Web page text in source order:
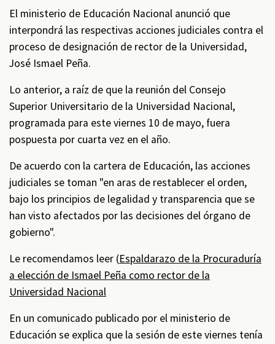
El ministerio de Educación Nacional anunció que
interpondrá las respectivas acciones judiciales contra el
proceso de designación de rector de la Universidad,
José Ismael Peña.
Lo anterior, a raíz de que la reunión del Consejo
Superior Universitario de la Universidad Nacional,
programada para este viernes 10 de mayo, fuera
pospuesta por cuarta vez en el año.
De acuerdo con la cartera de Educación, las acciones
judiciales se toman "en aras de restablecer el orden,
bajo los principios de legalidad y transparencia que se
han visto afectados por las decisiones del órgano de
gobierno".
Le recomendamos leer (Espaldarazo de la Procuraduría
a elección de Ismael Peña como rector de la
Universidad Nacional
En un comunicado publicado por el ministerio de
Educación se explica que la sesión de este viernes tenía